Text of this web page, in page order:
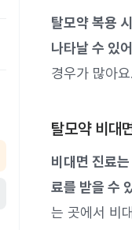
탈모약 복용
나타날 수 있
경우가 많아
탈모약 비대
비대면 진료
료를 받을 수
는 곳에서 비